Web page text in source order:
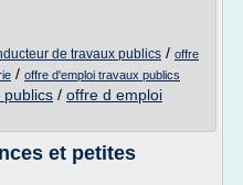
de travaux publics / offre
/ offre d'emploi travaux publics
publics / offre d emploi
et petites